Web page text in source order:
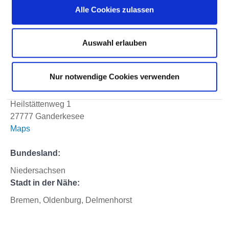
Alle Cookies zulassen
Auswahl erlauben
Nur notwendige Cookies verwenden
Arbeitszeit:
Arbeitsbeginn:
Heilstättenweg 1
27777 Ganderkesee
Maps
Bundesland:
Niedersachsen
Stadt in der Nähe:
Bremen, Oldenburg, Delmenhorst